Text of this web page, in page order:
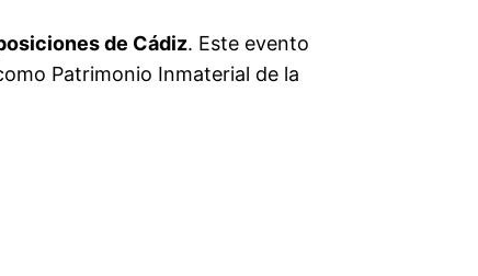
de Cádiz. Este evento
Patrimonio Inmaterial de la